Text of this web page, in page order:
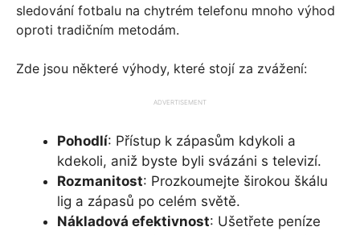
sledování fotbalu na chytrém telefonu mnoho výhod
oproti tradičním metodám.
Zde jsou některé výhody, které stojí za zvážení:
ADVERTISEMENT
Pohodlí: Přístup k zápasům kdykoli a
kdekoli, aniž byste byli svázáni s televizí.
Rozmanitost: Prozkoumejte širokou škálu
lig a zápasů po celém světě.
Nákladová efektivnost: Ušetřete peníze